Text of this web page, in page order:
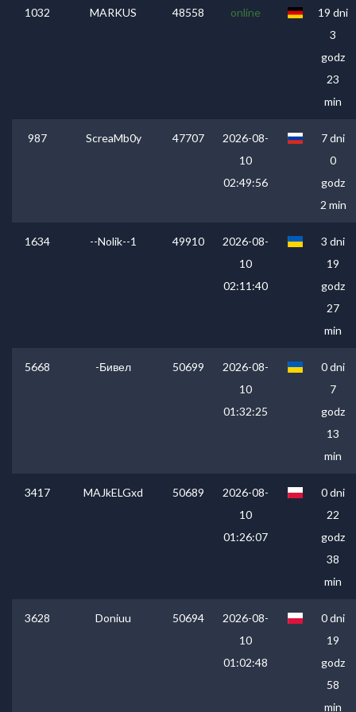
1032 MARKUS 48558 online
19 dni
3
godz
23
min
987 ScreaMb0y 47707
2026-08-
10
02:49:56
7 dni
0
godz
2 min
1634 --Nolik--1 49910
2026-08-
10
02:11:40
3 dni
19
godz
27
min
5668 -Бивел 50699
2026-08-
10
01:32:25
0 dni
7
godz
13
min
3417 MAJkELGxd 50689
2026-08-
10
01:26:07
0 dni
22
godz
38
min
3628 Doniuu 50694
2026-08-
10
01:02:48
0 dni
19
godz
58
min